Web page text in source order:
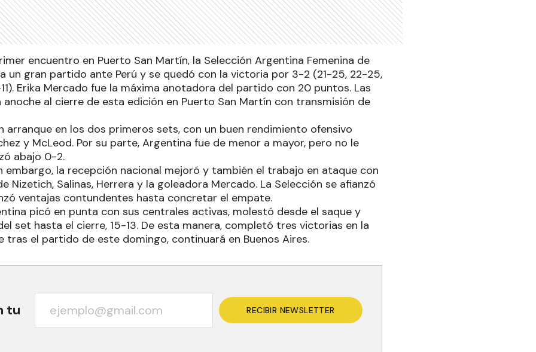
encuentro en Puerto San Martín, la Selección Argentina Femenina de
un gran partido ante Perú y se quedó con la victoria por 3-2 (21-25, 22-25,
Erika Mercado fue la máxima anotadora del partido con 20 puntos. Las
anoche al cierre de esta edición en Puerto San Martín con transmisión de
arranque en los dos primeros sets, con un buen rendimiento ofensivo
y McLeod. Por su parte, Argentina fue de menor a mayor, pero no le
abajo 0-2.
embargo, la recepción nacional mejoró y también el trabajo en ataque con
Nizetich, Salinas, Herrera y la goleadora Mercado. La Selección se afianzó
ventajas contundentes hasta concretar el empate.
picó en punta con sus centrales activas, molestó desde el saque y
set hasta el cierre, 15-13. De esta manera, completó tres victorias en la
tras el partido de este domingo, continuará en Buenos Aires.
tu RECIBIR NEWSLETTER